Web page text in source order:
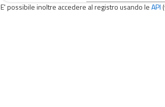
E' possibile inoltre accedere al registro usando leAPI